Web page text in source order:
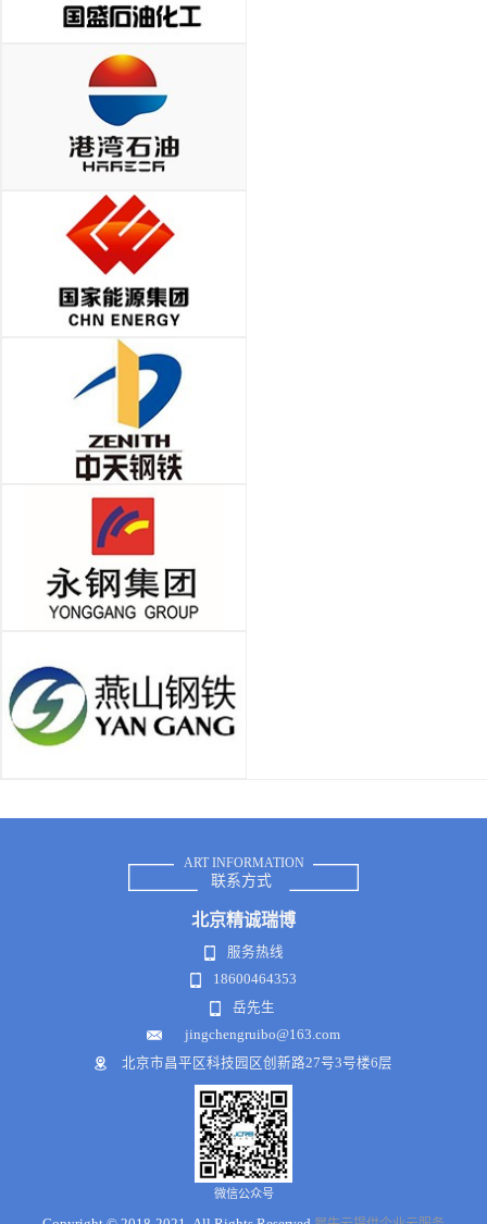
ART INFORMATION
联系方式
北京精诚瑞博
服务热线
18600464353
岳先生
jingchengruibo@163.com
北京市昌平区科技园区创新路27号3号楼6层
微信公众号